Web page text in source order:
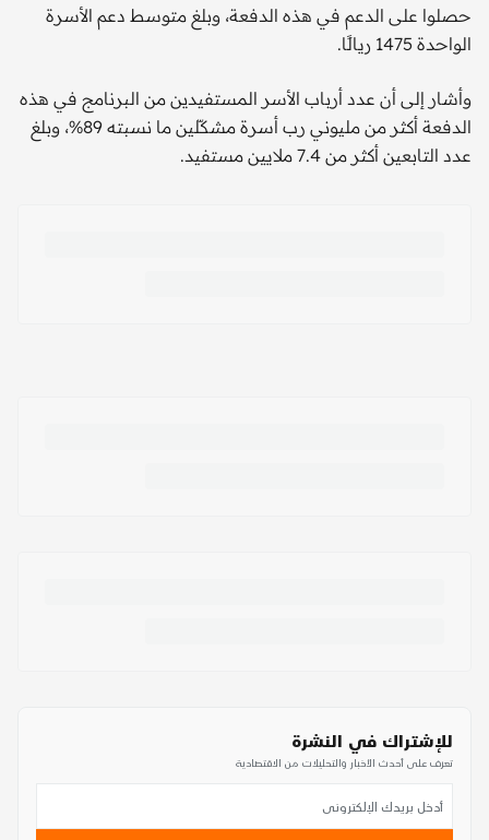
حصلوا على الدعم في هذه الدفعة، وبلغ متوسط دعم الأسرة
الواحدة 1475 ريالًا.
وأشار إلى أن عدد أرباب الأسر المستفيدين من البرنامج في هذه
الدفعة أكثر من مليوني رب أسرة مشكّلين ما نسبته 89%، وبلغ
عدد التابعين أكثر من 7.4 ملايين مستفيد.
للإشتراك في النشرة
تعرف على أحدث الأخبار والتحليلات من الاقتصادية